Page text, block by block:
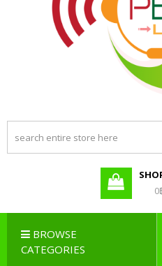
0
BROWSE
CATEGORIES